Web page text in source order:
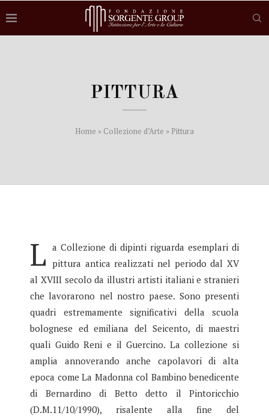
PITTURA
Home » Collezione d’Arte » Pittura
L a Collezione di dipinti riguarda esemplari di
pittura antica realizzati nel periodo dal XV
al XVIII secolo da illustri artisti italiani e stranieri
che lavorarono nel nostro paese. Sono presenti
quadri estremamente significativi della scuola
bolognese ed emiliana del Seicento, di maestri
quali Guido Reni e il Guercino. La collezione si
amplia annoverando anche capolavori di alta
epoca come La Madonna col Bambino benedicente
di Bernardino di Betto detto il Pintoricchio
(D.M.11/10/1990), risalente alla fine del